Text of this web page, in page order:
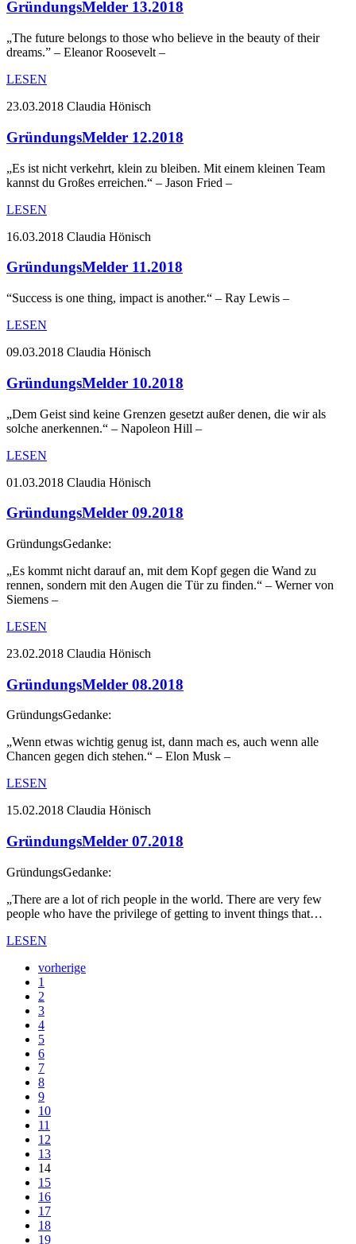
GründungsMelder 13.2018
„The future belongs to those who believe in the beauty of their
dreams.” – Eleanor Roosevelt –
LESEN
23.03.2018 Claudia Hönisch
GründungsMelder 12.2018
„Es ist nicht verkehrt, klein zu bleiben. Mit einem kleinen Team
kannst du Großes erreichen.“ – Jason Fried –
LESEN
16.03.2018 Claudia Hönisch
GründungsMelder 11.2018
“Success is one thing, impact is another.“ – Ray Lewis –
LESEN
09.03.2018 Claudia Hönisch
GründungsMelder 10.2018
„Dem Geist sind keine Grenzen gesetzt außer denen, die wir als
solche anerkennen.“ – Napoleon Hill –
LESEN
01.03.2018 Claudia Hönisch
GründungsMelder 09.2018
GründungsGedanke:
„Es kommt nicht darauf an, mit dem Kopf gegen die Wand zu
rennen, sondern mit den Augen die Tür zu finden.“ – Werner von
Siemens –
LESEN
23.02.2018 Claudia Hönisch
GründungsMelder 08.2018
GründungsGedanke:
„Wenn etwas wichtig genug ist, dann mach es, auch wenn alle
Chancen gegen dich stehen.“ – Elon Musk –
LESEN
15.02.2018 Claudia Hönisch
GründungsMelder 07.2018
GründungsGedanke:
„There are a lot of rich people in the world. There are very few
people who have the privilege of getting to invent things that…
LESEN
vorherige
1
2
3
4
5
6
7
8
9
10
11
12
13
14
15
16
17
18
19